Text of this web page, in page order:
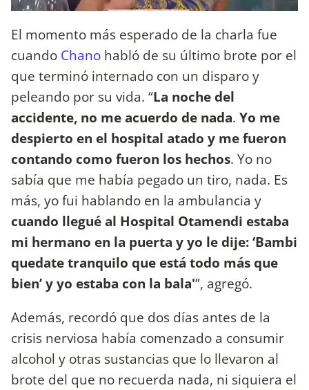
El momento más esperado de la charla fue
cuando Chano habló de su último brote por el
que terminó internado con un disparo y
peleando por su vida. “La noche del
accidente, no me acuerdo de nada. Yo me
despierto en el hospital atado y me fueron
contando como fueron los hechos. Yo no
sabía que me había pegado un tiro, nada. Es
más, yo fui hablando en la ambulancia y
cuando llegué al Hospital Otamendi estaba
mi hermano en la puerta y yo le dije: ‘Bambi
quedate tranquilo que está todo más que
bien’ y yo estaba con la bala'”, agregó.
Además, recordó que dos días antes de la
crisis nerviosa había comenzado a consumir
alcohol y otras sustancias que lo llevaron al
brote del que no recuerda nada, ni siquiera el